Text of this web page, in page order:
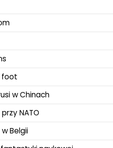
foot
w Chinach
NATO
Belgii